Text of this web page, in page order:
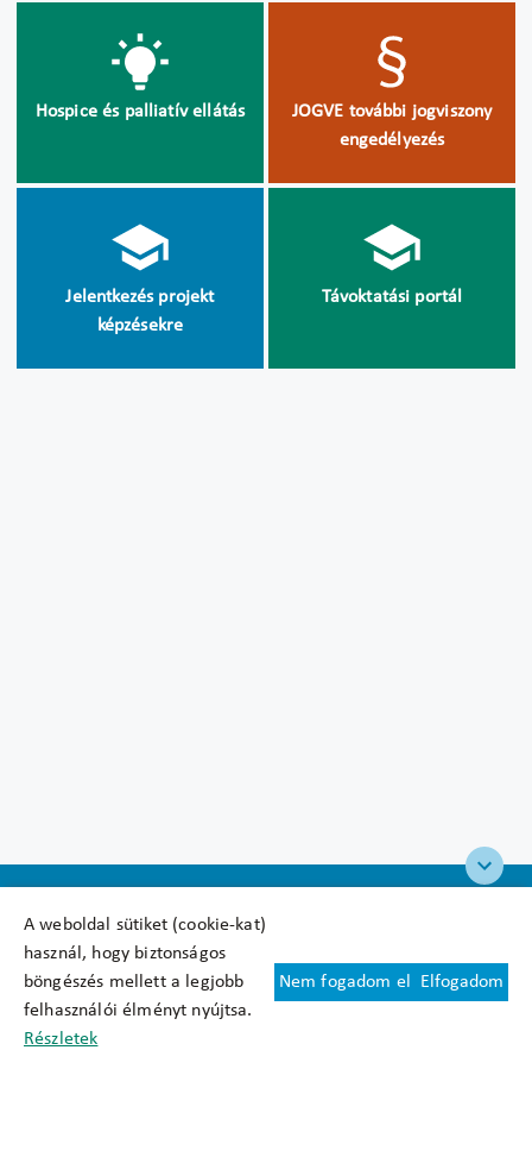
A weboldal sütiket (cookie-kat)
használ, hogy biztonságos
böngészés mellett a legjobb
felhasználói élményt nyújtsa.
Részletek
Nem fogadom el Elfogadom
Hospice és palliatív ellátás
JOGVE további jogviszony
engedélyezés
Jelentkezés projekt
képzésekre
Távoktatási portál
Felhasználási feltételek